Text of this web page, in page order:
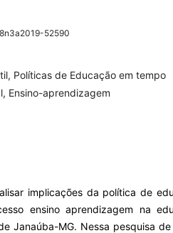
52590
Políticas de Educação em tempo
Ensino-aprendizagem
implicações da política de
ensino aprendizagem na
Janaúba-MG. Nessa pesquisa